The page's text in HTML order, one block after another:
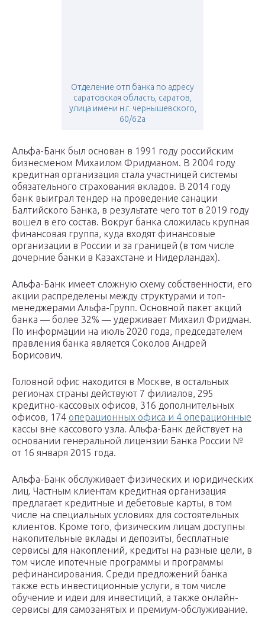
Отделение отп банка по адресу
саратовская область, саратов,
улица имени н.г. чернышевского,
60/62а
Альфа-Банк был основан в 1991 году российским
бизнесменом Михаилом Фридманом. В 2004 году
кредитная организация стала участницей системы
обязательного страхования вкладов. В 2014 году
банк выиграл тендер на проведение санации
Балтийского Банка, в результате чего тот в 2019 году
вошел в его состав. Вокруг банка сложилась крупная
финансовая группа, куда входят финансовые
организации в России и за границей (в том числе
дочерние банки в Казахстане и Нидерландах).
Альфа-Банк имеет сложную схему собственности, его
акции распределены между структурами и топ-
менеджерами Альфа-Групп. Основной пакет акций
банка — более 32% — удерживает Михаил Фридман.
По информации на июль 2020 года, председателем
правления банка является Соколов Андрей
Борисович.
Головной офис находится в Москве, в остальных
регионах страны действуют 7 филиалов, 295
кредитно-кассовых офисов, 316 дополнительных
офисов, 174 операционных офиса и 4 операционные
кассы вне кассового узла. Альфа-Банк действует на
основании генеральной лицензии Банка России №
от 16 января 2015 года.
Альфа-Банк обслуживает физических и юридических
лиц. Частным клиентам кредитная организация
предлагает кредитные и дебетовые карты, в том
числе на специальных условиях для состоятельных
клиентов. Кроме того, физическим лицам доступны
накопительные вклады и депозиты, бесплатные
сервисы для накоплений, кредиты на разные цели, в
том числе ипотечные программы и программы
рефинансирования. Среди предложений банка
также есть инвестиционные услуги, в том числе
обучение и идеи для инвестиций, а также онлайн-
сервисы для самозанятых и премиум-обслуживание.